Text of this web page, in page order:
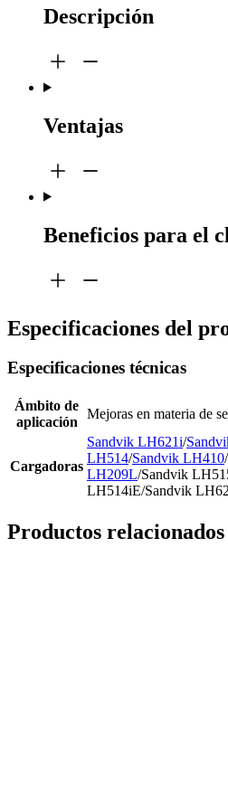
Descripción
Ventajas
Beneficios para el
Especificaciones del
Especificaciones técnicas
Ámbito de
aplicación
Mejoras en materia de
Cargadoras
Sandvik LH621i/
LH514/Sandvik LH410/
LH209L/Sandvik
LH514iE/Sandvik
Productos relacionados